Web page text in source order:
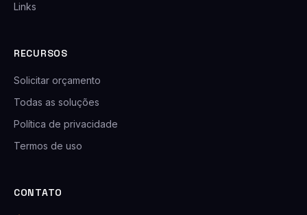
Links
RECURSOS
Solicitar orçamento
Todas as soluções
Política de privacidade
Termos de uso
CONTATO